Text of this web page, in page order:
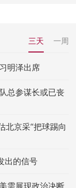
三天 一周
明泽出席
总参谋长或已丧
北京采“把球踢向
出的信号
需展现政治决断